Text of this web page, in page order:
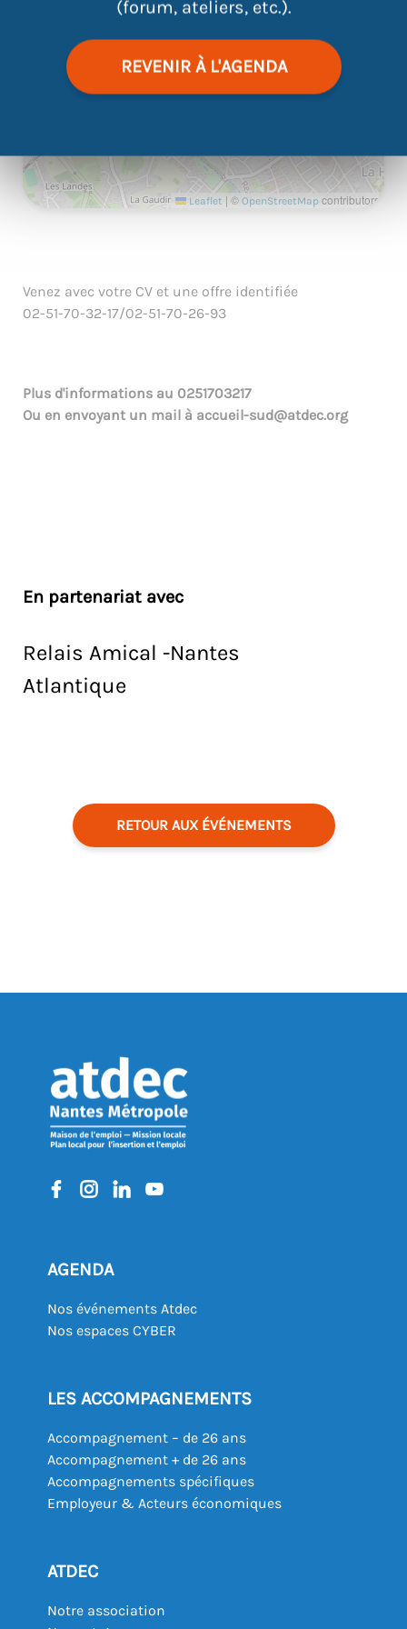
(forum, ateliers, etc.).
REVENIR À L'AGENDA
Leaflet | © OpenStreetMap contributors
Venez avec votre CV et une offre identifiée
02-51-70-32-17/02-51-70-26-93
Plus d'informations au 0251703217
Ou en envoyant un mail à accueil-sud@atdec.org
En partenariat avec
Relais Amical -Nantes
Atlantique
RETOUR AUX ÉVÉNEMENTS
AGENDA
Nos événements Atdec
Nos espaces CYBER
LES ACCOMPAGNEMENTS
Accompagnement – de 26 ans
Accompagnement + de 26 ans
Accompagnements spécifiques
Employeur & Acteurs économiques
ATDEC
Notre association